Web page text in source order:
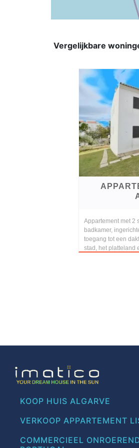
Vergelijkbare
Appartement met 2
badkamer,
toegang tot een
stad, het platteland
KOOP HUIS ALGARVE
VERKOOP APPARTEMENT
COMMERCIEEL